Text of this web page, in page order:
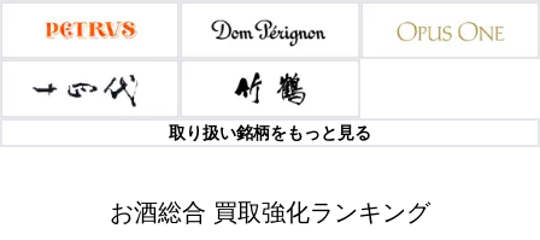
取り扱い銘柄をもっと見る
お酒総合 買取強化ランキング